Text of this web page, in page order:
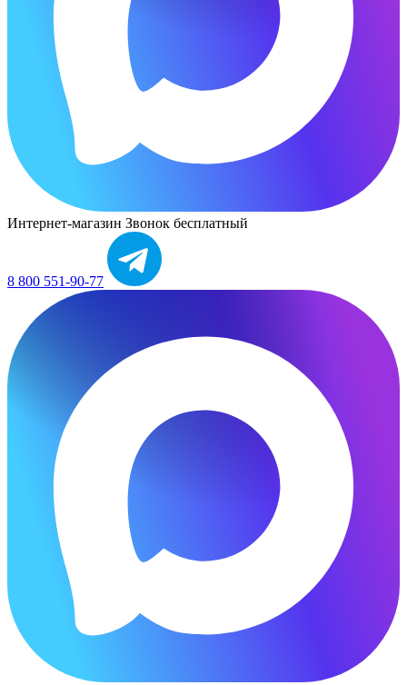
Интернет-магазин Звонок бесплатный
8 800 551-90-77